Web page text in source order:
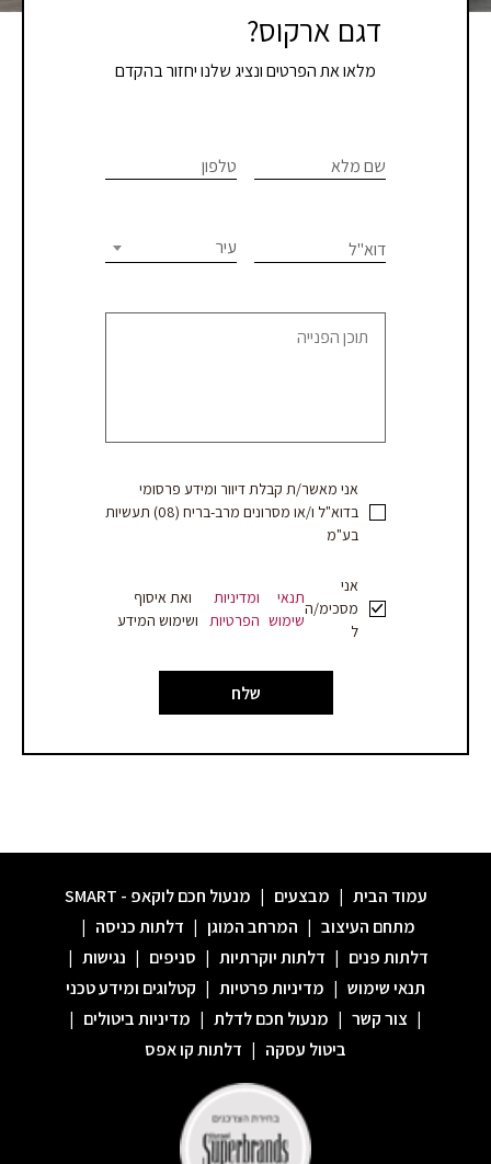
דגם ארקוס?
מלאו את הפרטים ונציג שלנו יחזור בהקדם
פגישת
או
הצעת
שם מלא טלפון
דוא"ל עיר
אני מאשר/ת קבלת דיוור ומידע פרסומי
בדוא"ל ו/או מסרונים מרב-בריח (08) תעשיות
בע"מ
אני
מסכימ/ה
ל
תנאי
שימוש
ומדיניות
הפרטיות
ואת איסוף
ושימוש המידע
שלח
are
this
field
עמוד הבית | מבצעים | מנעול חכם לוקאפ - SMART
מתחם העיצוב | המרחב המוגן | דלתות כניסה |
דלתות פנים | דלתות יוקרתיות | סניפים | נגישות |
תנאי שימוש | מדיניות פרטיות | קטלוגים ומידע טכני
| צור קשר | מנעול חכם לדלת | מדיניות ביטולים |
ביטול עסקה | דלתות קו אפס